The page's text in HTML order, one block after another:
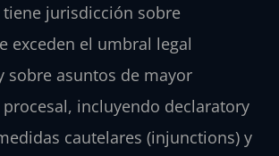
tiene jurisdicción sobre
exceden el umbral legal
sobre asuntos de mayor
incluyendo declaratory
cautelares (injunctions) y